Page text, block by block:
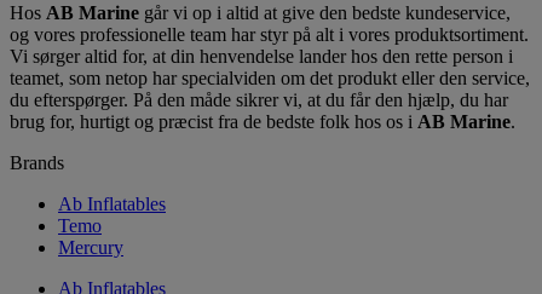
Hos AB Marine går vi op i altid at give den bedste kundeservice,
og vores professionelle team har styr på alt i vores produktsortiment.
Vi sørger altid for, at din henvendelse lander hos den rette person i
teamet, som netop har specialviden om det produkt eller den service,
du efterspørger. På den måde sikrer vi, at du får den hjælp, du har
brug for, hurtigt og præcist fra de bedste folk hos os i AB Marine.
Brands
Ab Inflatables
Temo
Mercury
Ab Inflatables